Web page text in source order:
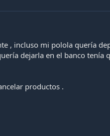
, incluso mi polola quería
dejarla en el banco tenía
productos .